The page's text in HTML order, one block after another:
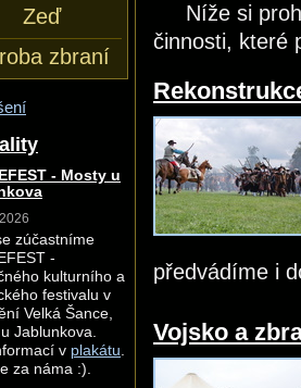
Níže si
činnosti, které
předvádíme i
Vojsko a
Zeď
zbraní
- Mosty u
zúčastníme
-
kulturního a
festivalu v
Velká Šance,
Jablunkova.
v plakátu.
za náma :).